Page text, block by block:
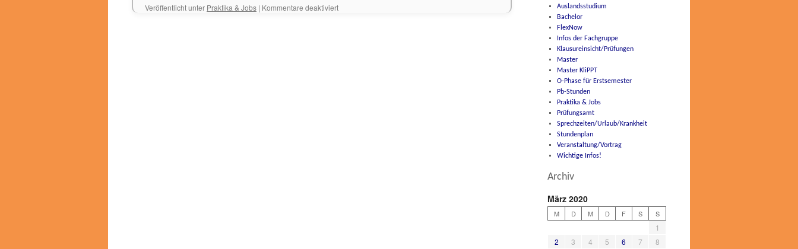
Veröffentlicht unter Praktika & Jobs | Kommentare deaktiviertfür
Auslandsstudium
Bachelor
FlexNow
Infos der Fachgruppe
Klausureinsicht/Prüfungen
Master
Master KliPPT
O-Phase für Erstsemester
Pb-Stunden
Praktika & Jobs
Prüfungsamt
Sprechzeiten/Urlaub/Krankheit
Stundenplan
Veranstaltung/Vortrag
Wichtige Infos!
Archiv
März 2020
M D M D F S S
1
2
3 4 5 6 7
8